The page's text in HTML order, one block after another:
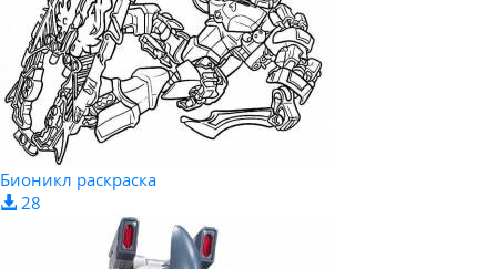
Бионикл раскраска
28